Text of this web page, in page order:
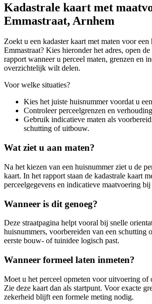
Kadastrale kaart met
Emmastraat, Arnhem
Zoekt u een kadaster kaart met maten voor
Emmastraat? Kies hieronder het adres, open
rapport wanneer u perceel maten, grenzen en
overzichtelijk wilt delen.
Voor welke situaties?
Kies het juiste huisnummer voordat u
Controleer perceelgrenzen en
Gebruik indicatieve maten als
schutting of uitbouw.
Wat ziet u aan maten?
Na het kiezen van een huisnummer ziet u de
kaart. In het rapport staan de kadastrale kaart
perceelgegevens en indicatieve maatvoering bij
Wanneer is dit genoeg?
Deze straatpagina helpt vooral bij snelle
huisnummers, voorbereiden van een schutting
eerste bouw- of tuinidee logisch past.
Wanneer formeel laten inmeten?
Moet u het perceel opmeten voor uitvoering of
Zie deze kaart dan als startpunt. Voor exacte
zekerheid blijft een formele meting nodig.